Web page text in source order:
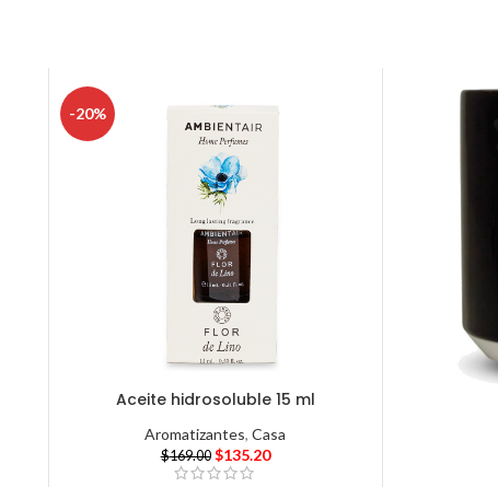
-20%
Aceite hidrosoluble 15 ml
Aromatizantes,Casa
$169.00 $135.20